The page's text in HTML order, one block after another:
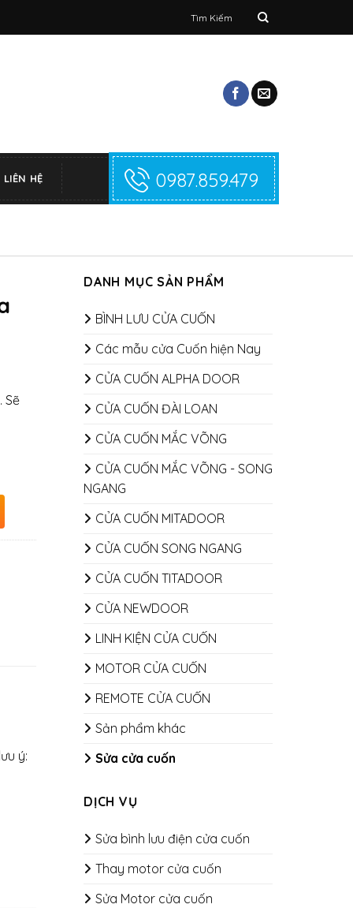
kiếm:
LIÊN HỆ 0987.859.479
DANH MỤC SẢN PHẨM
BÌNH LƯU CỬA CUỐN
Các mẫu cửa Cuốn hiện Nay
CỬA CUỐN ALPHA DOOR
CỬA CUỐN ĐÀI LOAN
CỬA CUỐN MẮC VÕNG
CỬA CUỐN MẮC VÕNG - SONG
NGANG
CỬA CUỐN MITADOOR
CỬA CUỐN SONG NGANG
CỬA CUỐN TITADOOR
CỬA NEWDOOR
LINH KIỆN CỬA CUỐN
MOTOR CỬA CUỐN
REMOTE CỬA CUỐN
Sản phẩm khác
Sửa cửa cuốn
DỊCH VỤ
Sửa bình lưu điện cửa cuốn
Thay motor cửa cuốn
Sửa Motor cửa cuốn
Sẽ
ý: